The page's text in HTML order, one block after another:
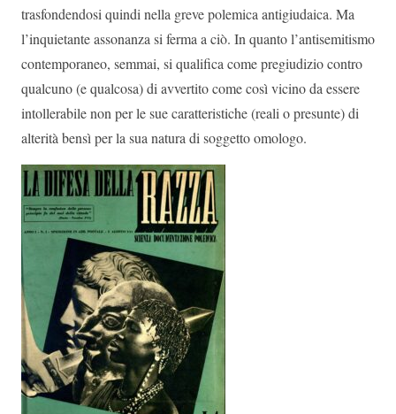
trasfondendosi quindi nella greve polemica antigiudaica. Ma
l’inquietante assonanza si ferma a ciò. In quanto l’antisemitismo
contemporaneo, semmai, si qualifica come pregiudizio contro
qualcuno (e qualcosa) di avvertito come così vicino da essere
intollerabile non per le sue caratteristiche (reali o presunte) di
alterità bensì per la sua natura di soggetto omologo.